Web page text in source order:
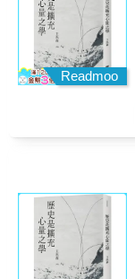
Readmoo